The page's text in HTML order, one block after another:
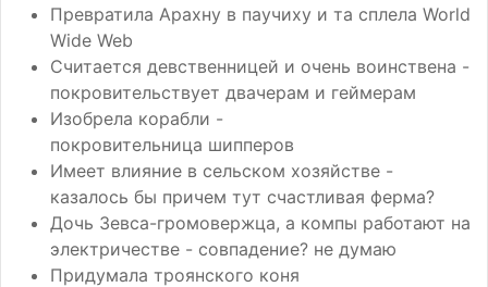
Превратила Арахну в паучиху и та сплела World
Wide Web
Считается девственницей и очень воинствена -
покровительствует двачерам и геймерам
Изобрела корабли -
покровительница шипперов
Имеет влияние в сельском хозяйстве -
казалось бы причем тут счастливая ферма?
Дочь Зевса-громовержца, а компы работают на
электричестве - совпадение? не думаю
Придумала троянского коня